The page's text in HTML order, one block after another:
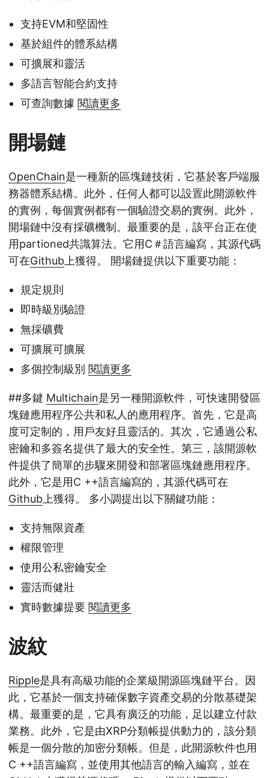
支持EVM和堅固性
基於組件的體系結構
可擴展和靈活
多語言智能合約支持
可查詢數據 閱讀更多
開場鏈
OpenChain是一種新的區塊鏈技術，它基於客戶端服
務器體系結構。此外，任何人都可以設置此開源軟件
的實例，每個實例都有一個驗證交易的實例。此外，
開場鏈中沒有採礦機制。最重要的是，該平台正在使
用partioned共識算法。它用C＃語言編寫，其源代碼
可在Github 上獲得。 開場鏈提供以下重要功能：
規定規則
即時級別驗證
無採礦費
可擴展可擴展
多個控制級別 閱讀更多
##多鍵 Multichain是另一種開源軟件，可快速開發區
塊鏈應用程序公共和私人的應用程序。首先，它是高
度可定制的，用戶友好且靈活的。其次，它通過公私
密鑰和多簽名提供了最大的安全性。第三，該開源軟
件提供了簡單的步驟來開發和部署區塊鏈應用程序。
此外，它是用C ++語言編寫的，其源代碼可在
Github 上獲得。 多小調提出以下關鍵功能：
支持無限資產
權限管理
使用公私密鑰安全
靈活而健壯
實時數據提要 閱讀更多
波紋
Ripple是具有高級功能的企業級開源區塊鏈平台。因
此，它基於一個支持確保數字資產交易的分散基礎架
構。最重要的是，它具有廣泛的功能，足以建立付款
業務。此外，它是由XRP分類帳提供動力的，該分類
帳是一個分散的加密分類帳。但是，此開源軟件也用
C ++語言編寫，並使用其他語言的輸入編寫，並在